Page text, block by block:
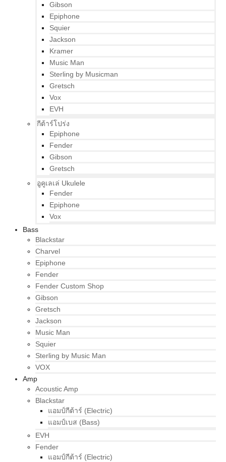
Gibson
Epiphone
Squier
Jackson
Kramer
Music Man
Sterling by Musicman
Gretsch
Vox
EVH
กีต้าร์โปร่ง
Epiphone
Fender
Gibson
Gretsch
อูคูเลเล่ Ukulele
Fender
Epiphone
Vox
Bass
Blackstar
Charvel
Epiphone
Fender
Fender Custom Shop
Gibson
Gretsch
Jackson
Music Man
Squier
Sterling by Music Man
VOX
Amp
Acoustic Amp
Blackstar
แอมป์กีต้าร์ (Electric)
แอมป์เบส (Bass)
EVH
Fender
แอมป์กีต้าร์ (Electric)